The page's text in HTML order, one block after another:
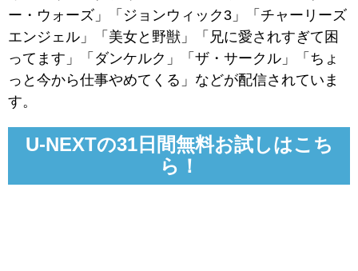
ー・ウォーズ」「ジョンウィック3」「チャーリーズ
エンジェル」「美女と野獣」「兄に愛されすぎて困
ってます」「ダンケルク」「ザ・サークル」「ちょ
っと今から仕事やめてくる」などが配信されていま
す。
U-NEXTの31日間無料お試しはこち
ら！